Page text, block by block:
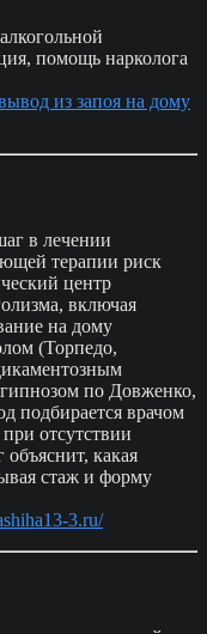
помощь нарколога
из запоя на дому
в лечении
терапии риск
центр
включая
на дому
(Торпедо,
по Довженко,
подбирается врачом
отсутствии
какая
стаж и форму
3.ru/